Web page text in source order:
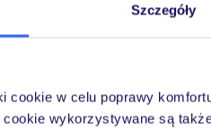
Szczegóły
cookie w celu poprawy
wykorzystywane są
biologicznej z sauną.